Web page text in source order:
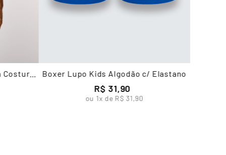
Boxer Lupo Kids Algodão c/ Elastano
R$ 31,90
ou 1x de R$ 31,90